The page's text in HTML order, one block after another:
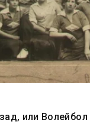
или Волейбол